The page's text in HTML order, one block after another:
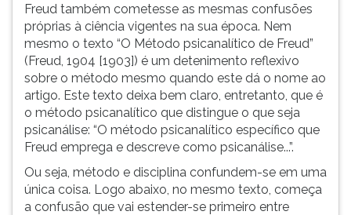
termos
ainda
guardam
imprecisão
tempos
anteriores,
menu
principal
pressione
tecla
depois
Pressione
Freud também cometesse as mesmas confusões
próprias à ciência vigentes na sua época. Nem
mesmo o texto “O Método psicanalítico de Freud”
(Freud, 1904 [1903]) é um detenimento reflexivo
sobre o método mesmo quando este dá o nome ao
artigo. Este texto deixa bem claro, entretanto, que é
o método psicanalítico que distingue o que seja
psicanálise: “O método psicanalítico específico que
Freud emprega e descreve como psicanálise...”.
Ou seja, método e disciplina confundem-se em uma
única coisa. Logo abaixo, no mesmo texto, começa
a confusão que vai estender-se primeiro entre